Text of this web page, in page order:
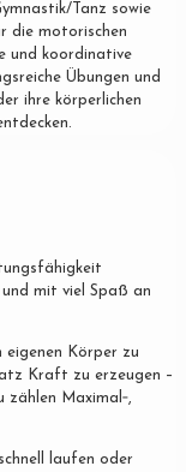
Tanz sowie
die motorischen
und koordinative
Übungen und
ihre körperlichen
mit viel Spaß an
eigenen Körper zu
Kraft zu erzeugen –
zählen Maximal‐,
laufen oder